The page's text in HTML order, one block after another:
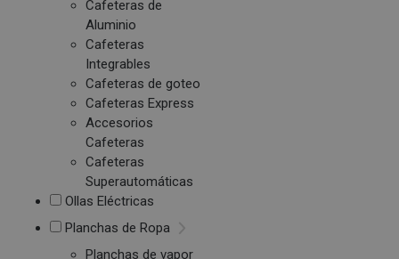
Cafeteras de
Aluminio
Cafeteras
Integrables
Cafeteras de goteo
Cafeteras Express
Accesorios
Cafeteras
Cafeteras
Superautomáticas
Ollas Eléctricas
Planchas de Ropa
Planchas de vapor